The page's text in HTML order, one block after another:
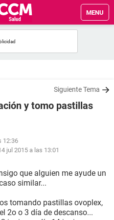
MENU
Siguiente Tema
y tomo pastillas
12:36
jul 2015 a las 13:01
que alguien me ayude un
similar...
tomando pastillas ovoplex,
2o o 3 día de descanso...